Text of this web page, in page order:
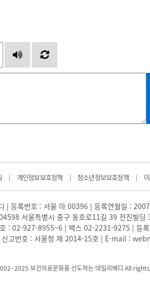
| 개인정보보호정책 | 청소년정보보호정책 |
| 등록번호 : 서울 아 00396 | 등록연월일 :
서울특별시 중구 동호로11길 39 전진빌
: 02-927-8955~6 | 팩스 02-2231-9275 | 등
신고번호 : 서울청 제 2014-15호 | E-mail :
보건의료문화를 선도하는 데일리메디 All